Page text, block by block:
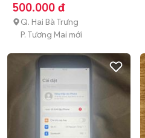
500.000 đ
Q. Hai Bà Trưng
P. Tương Mai mới